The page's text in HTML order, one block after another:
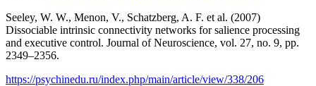
Seeley, W. W., Menon, V., Schatzberg, A. F. et al. (2007)
Dissociable intrinsic connectivity networks for salience processing
and executive control. Journal of Neuroscience, vol. 27, no. 9, pp.
2349–2356.
https://psychinedu.ru/index.php/main/article/view/338/206